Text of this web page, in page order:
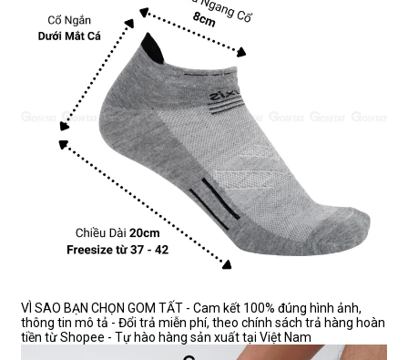
VÌ SAO BẠN CHỌN GOM TẤT - Cam kết 100% đúng hình ảnh,
thông tin mô tả - Đổi trả miễn phí, theo chính sách trả hàng hoàn
tiền từ Shopee - Tự hào hàng sản xuất tại Việt Nam